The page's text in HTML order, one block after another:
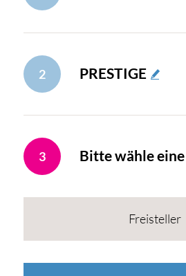
2 PRESTIGE
3 Bitte wähle
Freisteller